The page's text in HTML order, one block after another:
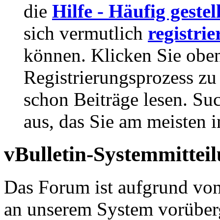
die Hilfe - Häufig
sich vermutlich
können. Klicken Sie
Registrierungsprozess
schon Beiträge lesen.
aus, das Sie am meisten
vBulletin-
Das Forum ist aufgrund
an unserem System